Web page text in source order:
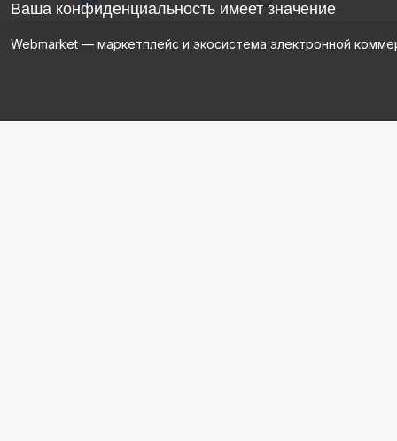
Ваша конфиденциальность имеет значение
Webmarket — маркетплейс и экосистема электронной